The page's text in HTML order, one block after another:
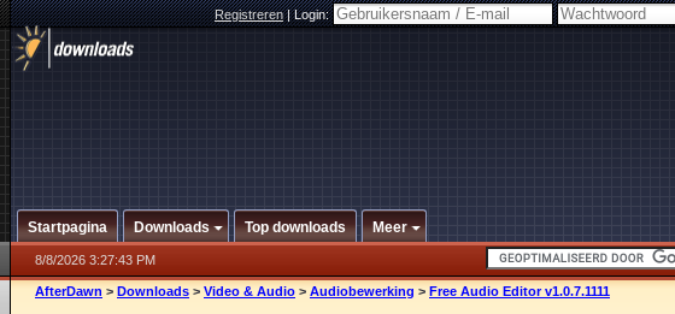
Registreren|Login:
Startpagina Downloads Top downloads Meer
8/8/2026 3:27:43 PM
AfterDawn > Downloads > Video & Audio > Audiobewerking > Free Audio Editor v1.0.7.1111